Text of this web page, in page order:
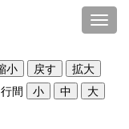
行間